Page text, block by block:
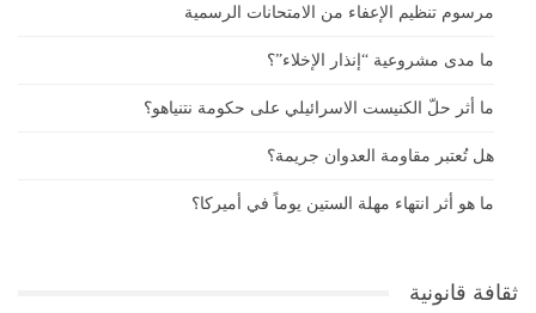
مرسوم تنظيم الإعفاء من الامتحانات الرسمية
ما مدى مشروعية “إنذار الإخلاء”؟
ما أثر حلّ الكنيست الاسرائيلي على حكومة نتنياهو؟
هل تُعتبر مقاومة العدوان جريمة؟
ما هو أثر انتهاء مهلة الستين يوماً في أميركا؟
ثقافة قانونية